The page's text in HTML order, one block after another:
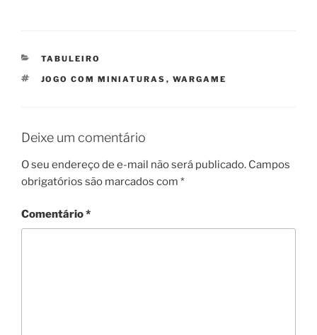
CATEGORIAS
TABULEIRO
TAGS
JOGO COM MINIATURAS , WARGAME
Deixe um comentário
O seu endereço de e-mail não será publicado. Campos
obrigatórios são marcados com *
Comentário*